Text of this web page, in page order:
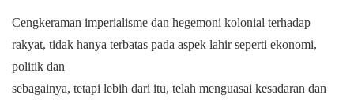
Cengkeraman imperialisme dan hegemoni kolonial terhadap
rakyat, tidak hanya terbatas pada aspek lahir seperti ekonomi,
politik dan
sebagainya, tetapi lebih dari itu, telah menguasai kesadaran dan